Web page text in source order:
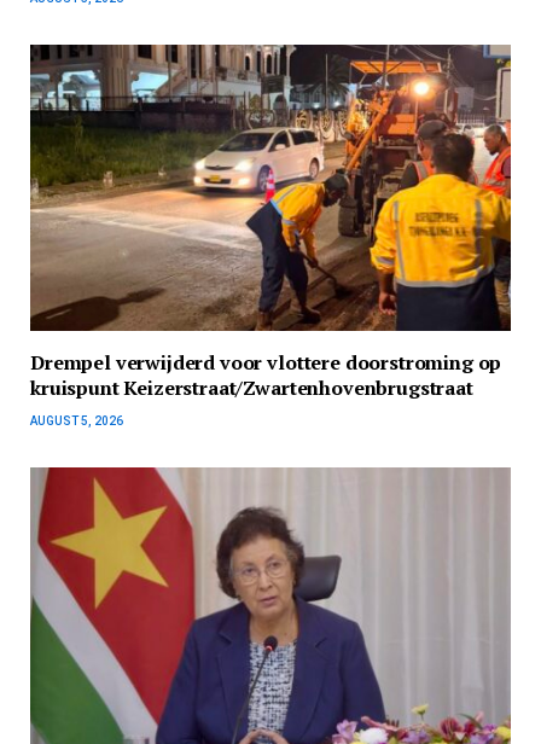
Drempel verwijderd voor vlottere doorstroming op
kruispunt Keizerstraat/Zwartenhovenbrugstraat
AUGUST 5, 2026